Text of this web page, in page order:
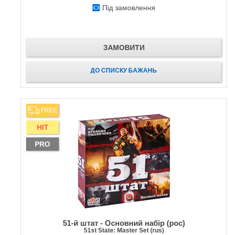
Під замовлення
ЗАМОВИТИ
ДО СПИСКУ БАЖАНЬ
FREE
HIT
PRO
51-й штат - Основний набір (рос)
51st State: Master Set (rus)